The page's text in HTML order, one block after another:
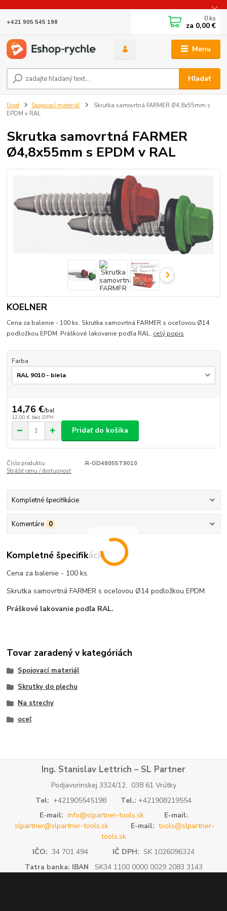
Menu
Hľadať
+421 905 545 198 0 ks
za 0,00 €
Úvod Spojovací materiál
Skrutka samovrtná FARMER Ø4,8x55mm s
EPDM v RAL
Skrutka samovrtná FARMER
Ø4,8x55mm s EPDM v RAL
KOELNER
Cena za balenie - 100 ks. Skrutka samovrtná FARMER s oceľovou Ø14
podložkou EPDM. Práškové lakovanie podľa RAL. celý popis
Farba
14,76 €/bal
12,00 € bez DPH
Pridať do košíka
Číslo produktu:
R-OD48055T9010
Strážiť cenu / dostupnosť
Kompletné špecifikácie
Komentáre 0
Kompletné špecifikácie
Cena za balenie - 100 ks.
Skrutka samovrtná FARMER s oceľovou Ø14 podložkou EPDM.
Práškové lakovanie podľa RAL.
Tovar zaradený v kategóriách
Spojovací materiál
Skrutky do plechu
Na strechy
oceľ
Ing. Stanislav Lettrich – SL Partner
Podjavorinskej 3324/12, 038 61 Vrútky
Tel: +421905545198 Tel.: +421908219554
E-mail: info@slpartner-tools.sk
E-mail:
slpartner@slpartner-tools.sk
E-mail: tools@slpartner-
tools.sk
IČO: 34 701 494 IČ DPH: SK 1026096324
Tatra banka: IBAN SK34 1100 0000 0029 2083 3143